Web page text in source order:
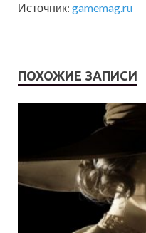
Источник: gamemag.ru
ПОХОЖИЕ ЗАПИСИ